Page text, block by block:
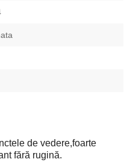
de vedere,foarte
fără rugină.